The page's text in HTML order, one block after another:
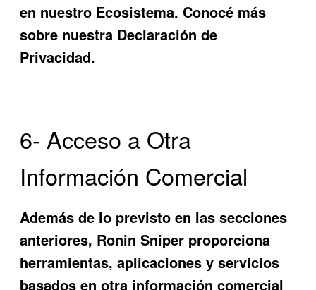
en nuestro Ecosistema. Conocé más
sobre nuestra Declaración de
Privacidad.
6- Acceso a Otra
Información Comercial
Además de lo previsto en las secciones
anteriores, Ronin Sniper proporciona
herramientas, aplicaciones y servicios
basados en otra información comercial